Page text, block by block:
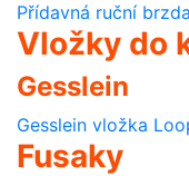
Přídavná ruční
Vložky do
Gesslein
Gesslein vložka
Fusaky